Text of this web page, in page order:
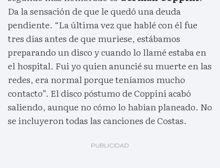
Da la sensación de que le quedó una deuda
pendiente. “La última vez que hablé con él fue
tres días antes de que muriese, estábamos
preparando un disco y cuando lo llamé estaba en
el hospital. Fui yo quien anuncié su muerte en las
redes, era normal porque teníamos mucho
contacto”. El disco póstumo de Coppini acabó
saliendo, aunque no cómo lo habían planeado. No
se incluyeron todas las canciones de Costas.